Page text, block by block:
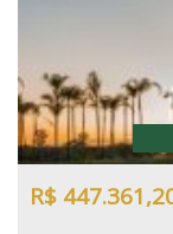
R$